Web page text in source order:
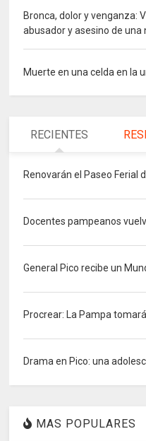
Bronca, dolor y venganza:
abusador y asesino de una
Muerte en una celda en la
RECIENTES
Renovarán el Paseo Ferial
Docentes pampeanos
General Pico recibe un
Procrear: La Pampa
Drama en Pico: una
MAS POPULARES